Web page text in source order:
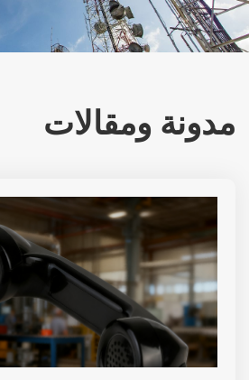
ومقالات